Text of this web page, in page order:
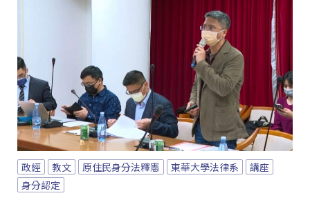
政經 教文 原住民身分法釋憲 東華大學法律系
講座
身分認定